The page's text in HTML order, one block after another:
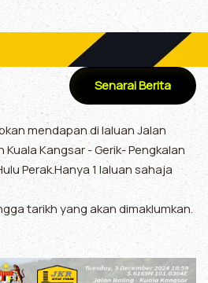
Senarai Berita
mendapan di laluan Jalan
Kangsar - Gerik- Pengkalan
Perak.Hanya 1 laluan sahaja
tarikh yang akan dimaklumkan.